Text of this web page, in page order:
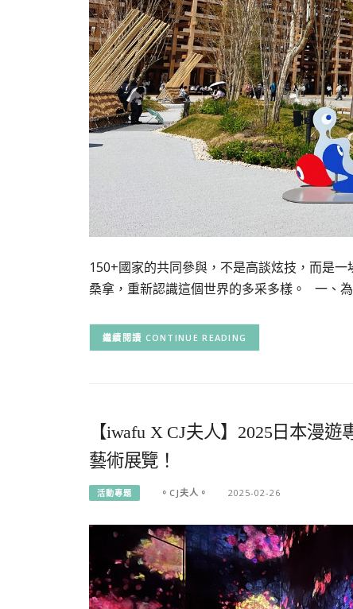
150+國家的共同參與，不是高談炫技，而是
桑拿，重新認識這個世界的多采多樣。 一、
CONTINUE READING
【iwafu X CJ夫人】2025日本漫
藝術展覽！
活動專題 。CJ夫人。 2025-02-26